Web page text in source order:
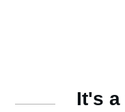
It's a